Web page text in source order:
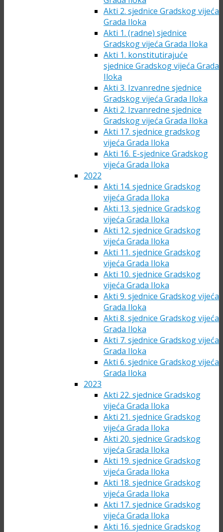
Akti 2. sjednice Gradskog vijeća
Grada Iloka
Akti 1. (radne) sjednice
Gradskog vijeća Grada Iloka
Akti 1. konstitutirajuće
sjednice Gradskog vijeća Grada
Iloka
Akti 3. Izvanredne sjednice
Gradskog vijeća Grada Iloka
Akti 2. Izvanredne sjednice
Gradskog vijeća Grada Iloka
Akti 17. sjednice gradskog
vijeća Grada Iloka
Akti 16. E-sjednice Gradskog
vijeća Grada Iloka
2022
Akti 14. sjednice Gradskog
vijeća Grada Iloka
Akti 13. sjednice Gradskog
vijeća Grada Iloka
Akti 12. sjednice Gradskog
vijeća Grada Iloka
Akti 11. sjednice Gradskog
vijeća Grada Iloka
Akti 10. sjednice Gradskog
vijeća Grada Iloka
Akti 9. sjednice Gradskog vijeća
Grada Iloka
Akti 8. sjednice Gradskog vijeća
Grada Iloka
Akti 7. sjednice Gradskog vijeća
Grada Iloka
Akti 6. sjednice Gradskog vijeća
Grada Iloka
2023
Akti 22. sjednice Gradskog
vijeća Grada Iloka
Akti 21. sjednice Gradskog
vijeća Grada Iloka
Akti 20. sjednice Gradskog
vijeća Grada Iloka
Akti 19. sjednice Gradskog
vijeća Grada Iloka
Akti 18. sjednice Gradskog
vijeća Grada Iloka
Akti 17. sjednice Gradskog
vijeća Grada Iloka
Akti 16. sjednice Gradskog